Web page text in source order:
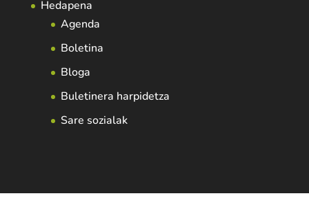
Hedapena
Agenda
Boletina
Bloga
Buletinera harpidetza
Sare sozialak